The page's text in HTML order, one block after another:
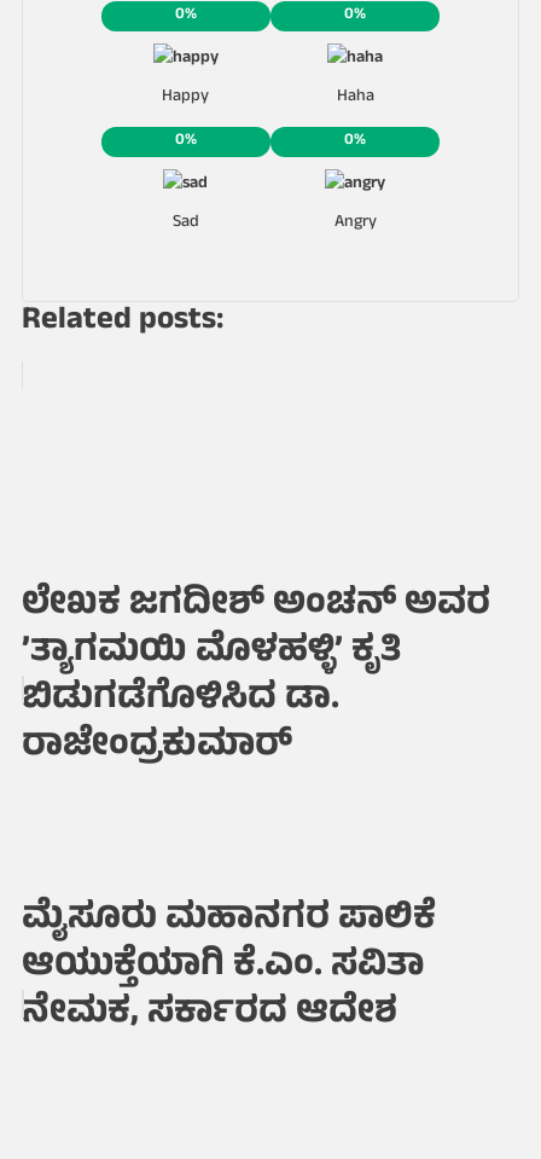
0%
Happy
0%
Haha
0%
Sad
0%
Angry
Related posts:
ಲೇಖಕ ಜಗದೀಶ್ ಅಂಚನ್ ಅವರ
’ತ್ಯಾಗಮಯಿ ಮೊಳಹಳ್ಳಿ’ ಕೃತಿ
ಬಿಡುಗಡೆಗೊಳಿಸಿದ ಡಾ.
ರಾಜೇಂದ್ರಕುಮಾರ್
ಮೈಸೂರು ಮಹಾನಗರ ಪಾಲಿಕೆ
ಆಯುಕ್ತೆಯಾಗಿ ಕೆ.ಎಂ. ಸವಿತಾ
ನೇಮಕ, ಸರ್ಕಾರದ ಆದೇಶ